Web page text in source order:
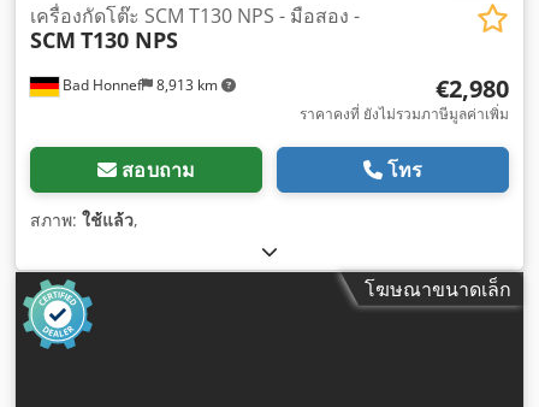
Bad Honnef 8,913 km
เครื่องกัดโต๊ะ SCM T130 NPS - มือสอง -
SCM T130 NPS
€2,980
ราคาคงที่ ยังไม่รวมภาษีมูลค่าเพิ่ม
สอบถาม โทร
สภาพ: ใช้แล้ว,
โฆษณาขนาดเล็ก